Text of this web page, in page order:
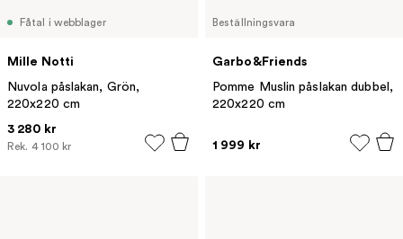
Fåtal i webblager
Mille Notti
Nuvola påslakan, Grön,
220x220 cm
3 280 kr
Rek. 4 100 kr
Beställningsvara
Garbo&Friends
Pomme Muslin påslakan dubbel,
220x220 cm
1 999 kr